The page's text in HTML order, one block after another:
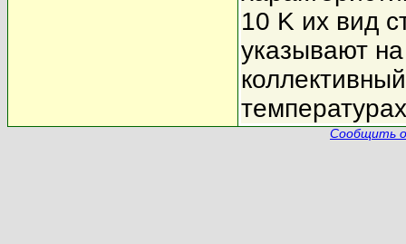
10 K их вид
указывают
Сообщить о